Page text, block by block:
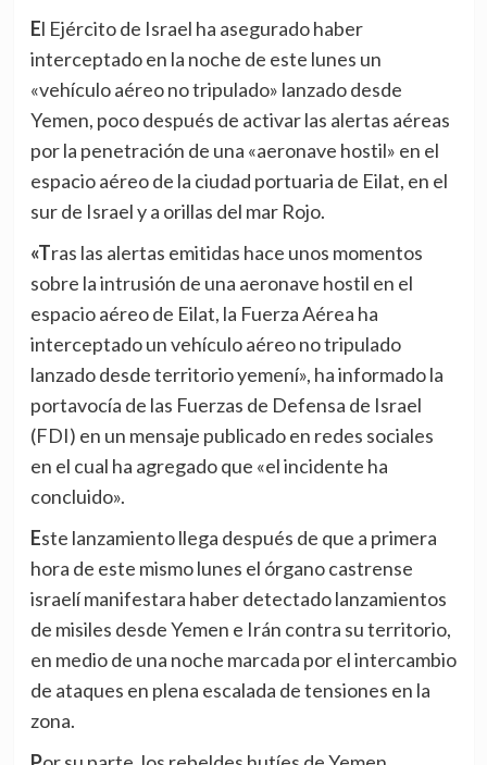
El Ejército de Israel ha asegurado haber
interceptado en la noche de este lunes un
«vehículo aéreo no tripulado» lanzado desde
Yemen, poco después de activar las alertas aéreas
por la penetración de una «aeronave hostil» en el
espacio aéreo de la ciudad portuaria de Eilat, en el
sur de Israel y a orillas del mar Rojo.
«Tras las alertas emitidas hace unos momentos
sobre la intrusión de una aeronave hostil en el
espacio aéreo de Eilat, la Fuerza Aérea ha
interceptado un vehículo aéreo no tripulado
lanzado desde territorio yemení», ha informado la
portavocía de las Fuerzas de Defensa de Israel
(FDI) en un mensaje publicado en redes sociales
en el cual ha agregado que «el incidente ha
concluido».
Este lanzamiento llega después de que a primera
hora de este mismo lunes el órgano castrense
israelí manifestara haber detectado lanzamientos
de misiles desde Yemen e Irán contra su territorio,
en medio de una noche marcada por el intercambio
de ataques en plena escalada de tensiones en la
zona.